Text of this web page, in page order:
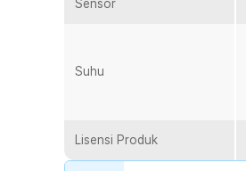
Sensor
Suhu
Lisensi Produk